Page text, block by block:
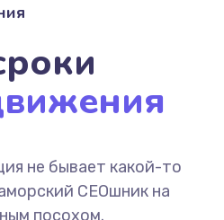
не бывает какой-то
СЕОшник на
посохом.